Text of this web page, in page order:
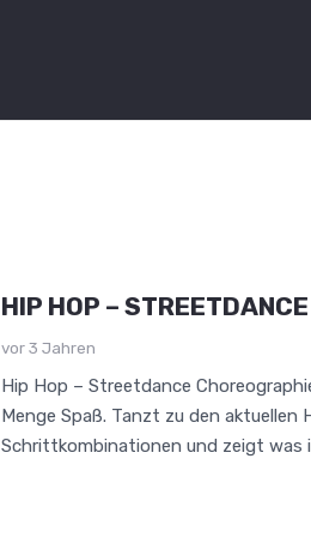
HIP HOP – STREETDANCE
vor 3 Jahren
Hip Hop – Streetdance
Menge Spaß. Tanzt zu den
Schrittkombinationen und zeigt was